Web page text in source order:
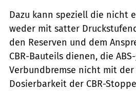
Dazu kann speziell die nicht
weder mit satter
den Reserven und dem
CBR-Bauteils dienen, die
Verbundbremse nicht mit
Dosierbarkeit der CBR-